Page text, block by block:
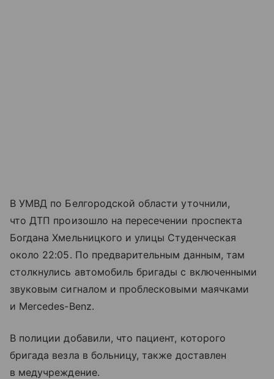
В УМВД по Белгородской области уточнили,
что ДТП произошло на пересечении проспекта
Богдана Хмельницкого и улицы Студенческая
около 22:05. По предварительным данным, там
столкнулись автомобиль бригады с включенными
звуковым сигналом и проблесковыми маячками
и Mercedes-Benz.
В полиции добавили, что пациент, которого
бригада везла в больницу, также доставлен
в медучреждение.